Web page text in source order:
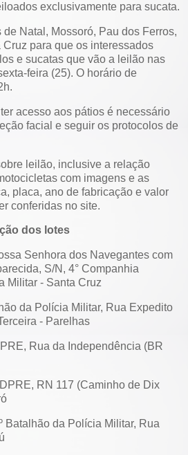
exclusivamente para sucata.
Natal, Mossoró, Pau dos Ferros,
para que os interessados
e sucatas que vão a leilão nas
feira (25). O horário de
acesso aos pátios é necessário
facial e seguir os protocolos de
leilão, inclusive a relação
com imagens e as
placa, ano de fabricação e valor
conferidas no site.
dos lotes
Senhora dos Navegantes com
S/N, 4° Companhia
Militar - Santa Cruz
da Polícia Militar, Rua Expedito
- Parelhas
Rua da Independência (BR
RN 117 (Caminho de Dix
Batalhão da Polícia Militar, Rua